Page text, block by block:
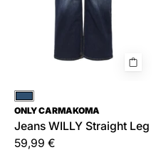
Blau
ONLY CARMAKOMA
Jeans WILLY Straight Leg
59,99 €